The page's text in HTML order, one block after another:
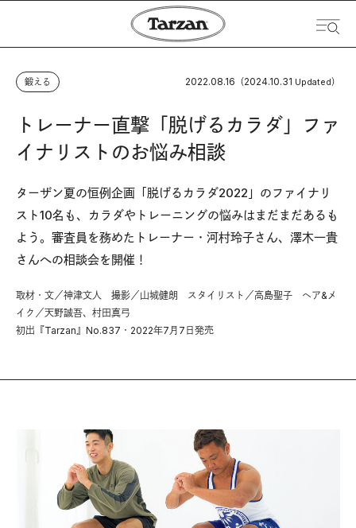
鍛える 2022.08.16 （2024.10.31 Updated）
トレーナー直撃「脱げるカラダ」ファ
イナリストのお悩み相談
ターザン夏の恒例企画 「脱げるカラダ2022」のファイナリ
スト10名 も、カラダやトレーニングの悩みはまだまだあるも
よう。審査員を務めたトレーナー・河村玲子さん、澤木一貴
さんへの相談会を開催！
取材・文／神津文人 撮影／山城健朗 スタイリスト／高島聖子 ヘア&メ
イク／天野誠吾、村田真弓
初出『Tarzan』No.837・2022年7月7日発売